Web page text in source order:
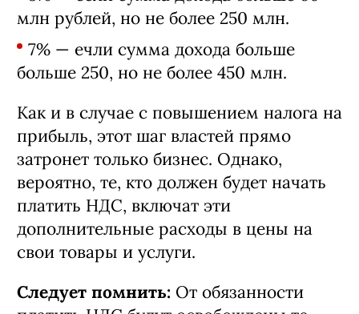
5% — если сумма дохода больше 60
млн рублей, но не более 250 млн.
7% — ечли сумма дохода больше
больше 250, но не более 450 млн.
Как и в случае с повышением налога на
прибыль, этот шаг властей прямо
затронет только бизнес. Однако,
вероятно, те, кто должен будет начать
платить НДС, включат эти
дополнительные расходы в цены на
свои товары и услуги.